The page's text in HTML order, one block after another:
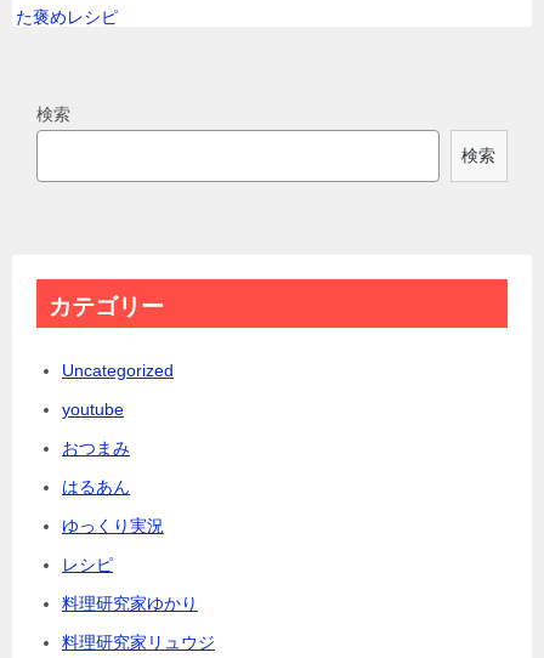
検索
検索
カテゴリー
Uncategorized
youtube
おつまみ
はるあん
ゆっくり実況
レシピ
料理研究家ゆかり
料理研究家リュウジ